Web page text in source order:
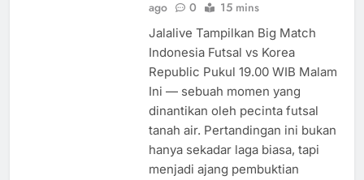
ago 0 15 mins
Jalalive Tampilkan Big Match
Indonesia Futsal vs Korea
Republic Pukul 19.00 WIB Malam
Ini — sebuah momen yang
dinantikan oleh pecinta futsal
tanah air. Pertandingan ini bukan
hanya sekadar laga biasa, tapi
menjadi ajang pembuktian